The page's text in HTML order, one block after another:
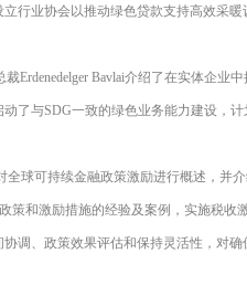
行业协会以推动绿色贷款支持高效采暖
裁Erdenedelger Bavlai介绍了在实体企业
动了与SDG一致的绿色业务能力建设，计
全球可持续金融政策激励进行概述，并介
策和激励措施的经验及案例，实施税收
调、政策效果评估和保持灵活性，对确